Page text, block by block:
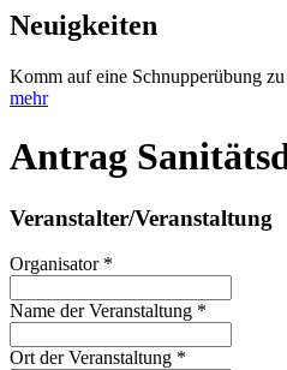
Neuigkeiten
Komm auf eine Schnupperübung
mehr
Antrag
Veranstalter/Veranstaltung
Organisator *
Name der Veranstaltung *
Ort der Veranstaltung *